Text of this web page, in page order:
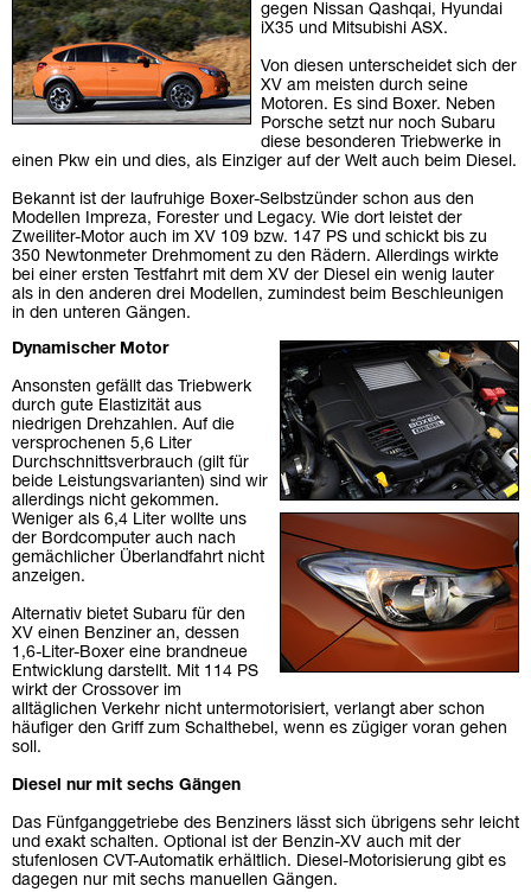
gegen Nissan Qashqai, Hyundai
iX35 und Mitsubishi ASX.
Von diesen unterscheidet sich der
XV am meisten durch seine
Motoren. Es sind Boxer. Neben
Porsche setzt nur noch Subaru
diese besonderen Triebwerke in
einen Pkw ein und dies, als Einziger auf der Welt auch beim Diesel.
Bekannt ist der laufruhige Boxer-Selbstzünder schon aus den
Modellen Impreza, Forester und Legacy. Wie dort leistet der
Zweiliter-Motor auch im XV 109 bzw. 147 PS und schickt bis zu
350 Newtonmeter Drehmoment zu den Rädern. Allerdings wirkte
bei einer ersten Testfahrt mit dem XV der Diesel ein wenig lauter
als in den anderen drei Modellen, zumindest beim Beschleunigen
in den unteren Gängen.
Dynamischer Motor
Ansonsten gefällt das Triebwerk
durch gute Elastizität aus
niedrigen Drehzahlen. Auf die
versprochenen 5,6 Liter
Durchschnittsverbrauch (gilt für
beide Leistungsvarianten) sind wir
allerdings nicht gekommen.
Weniger als 6,4 Liter wollte uns
der Bordcomputer auch nach
gemächlicher Überlandfahrt nicht
anzeigen.
Alternativ bietet Subaru für den
XV einen Benziner an, dessen
1,6-Liter-Boxer eine brandneue
Entwicklung darstellt. Mit 114 PS
wirkt der Crossover im
alltäglichen Verkehr nicht untermotorisiert, verlangt aber schon
häufiger den Griff zum Schalthebel, wenn es zügiger voran gehen
soll.
Diesel nur mit sechs Gängen
Das Fünfganggetriebe des Benziners lässt sich übrigens sehr leicht
und exakt schalten. Optional ist der Benzin-XV auch mit der
stufenlosen CVT-Automatik erhältlich. Diesel-Motorisierung gibt es
dagegen nur mit sechs manuellen Gängen.